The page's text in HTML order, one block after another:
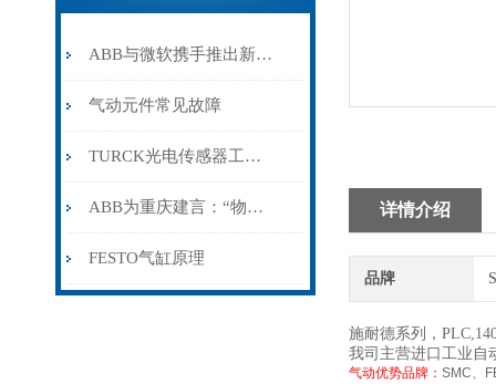
ABB与微软携手推出新一代电动汽车充电服务平台
气动元件常见故障
TURCK光电传感器工作原理简介
ABB为重庆建言：“物、服务与人互联”技术提升综合实力
FESTO气缸原理
详情介绍
品牌
施耐德系列，
我司主营进口工业自
气动优势品牌： SMC、